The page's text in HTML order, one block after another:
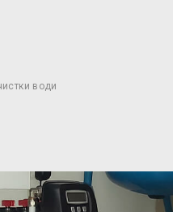
води